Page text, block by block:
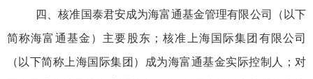
四、核准国泰君安成为海富通基金管理有限公司（以下
简称海富通基金）主要股东；核准上海国际集团有限公司
（以下简称上海国际集团）成为海富通基金实际控制人；对